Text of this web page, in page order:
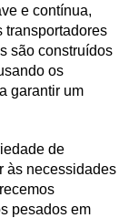
e contínua,
transportadores
são construídos
os
garantir um
de
às necessidades
pesados em